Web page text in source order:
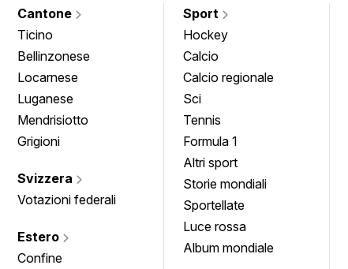
Cantone
Ticino
Bellinzonese
Locarnese
Luganese
Mendrisiotto
Grigioni
Svizzera
Votazioni federali
Estero
Confine
Sport
Hockey
Calcio
Calcio regionale
Sci
Tennis
Formula 1
Altri sport
Storie mondiali
Sportellate
Luce rossa
Album mondiale